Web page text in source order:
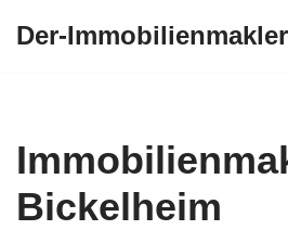
Der-
Bickelheim